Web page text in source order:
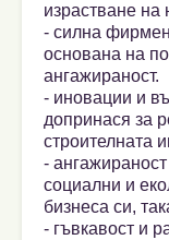
израстване на
- силна
основана на
ангажираност.
- иновации и
допринася за
строителната
-
социални и
бизнеса си,
- гъвкавост и